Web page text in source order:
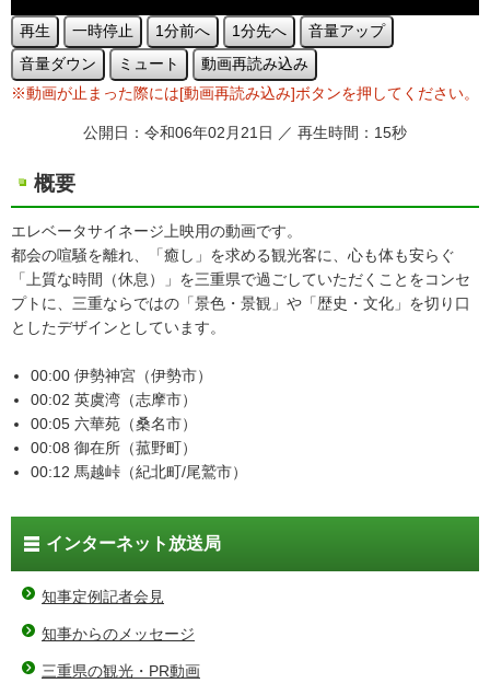
再生 一時停止 1分前へ 1分先へ
音量アップ
音量ダウン
ミュート
動画再読み込み
※動画が止まった際には[動画再読み込み]ボタンを押してください。
公開日：令和06年02月21日 ／ 再生時間：15秒
概要
エレベータサイネージ上映用の動画です。
都会の喧騒を離れ、「癒し」を求める観光客に、心も体も安らぐ
「上質な時間（休息）」を三重県で過ごしていただくことをコンセ
プトに、三重ならではの「景色・景観」や「歴史・文化」を切り口
としたデザインとしています。
00:00 伊勢神宮（伊勢市）
00:02 英虞湾（志摩市）
00:05 六華苑（桑名市）
00:08 御在所（菰野町）
00:12 馬越峠（紀北町/尾鷲市）
インターネット放送局
知事定例記者会見
知事からのメッセージ
三重県の観光・PR動画